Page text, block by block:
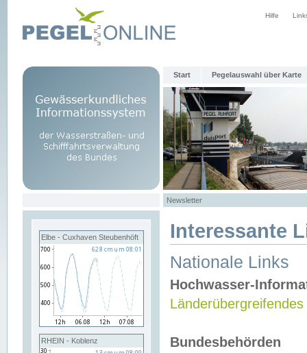
Hilfe
Start Pegelauswahl über Karte
Newsletter
Elbe - Cuxhaven Steubenhöft
RHEIN - Koblenz
Interessante
Nationale Links
Hochwasser-
Bundesbehörden